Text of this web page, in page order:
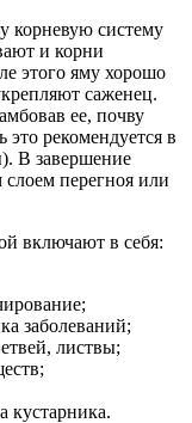
корневую систему
и корни
этого яму хорошо
саженец.
ее, почву
это рекомендуется в
В завершение
перегноя или
включают в себя:
заболеваний;
листвы;
кустарника.